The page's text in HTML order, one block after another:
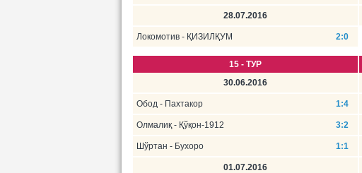
28.07.2016
Локомотив - ҚИЗИЛҚУМ 2:0
15 - ТУР
30.06.2016
Обод - Пахтакор 1:4
Олмалиқ - Қўқон-1912 3:2
Шўртан - Бухоро 1:1
01.07.2016